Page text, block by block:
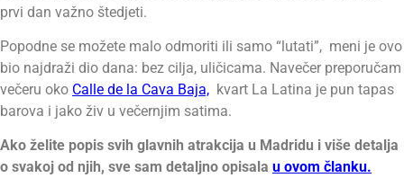
prvi dan važno štedjeti.
Popodne se možete malo odmoriti ili samo “lutati”, meni je ovo
bio najdraži dio dana: bez cilja, uličicama. Navečer preporučam
večeru oko Calle de la Cava Baja, kvart La Latina je pun tapas
barova i jako živ u večernjim satima.
Ako želite popis svih glavnih atrakcija u Madridu i više detalja
o svakoj od njih, sve sam detaljno opisala u ovom članku.